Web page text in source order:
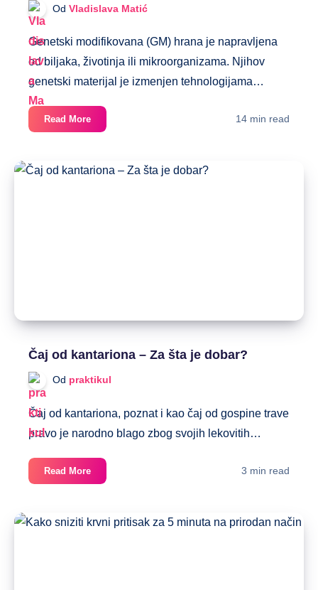
Od Vladislava Matić
Genetski modifikovana (GM) hrana je napravljena
od biljaka, životinja ili mikroorganizama. Njihov
genetski materijal je izmenjen tehnologijama…
Read MoreGenetski
modifikovana
–
14 min read
Čaj od kantariona – Za šta je dobar?
Od praktikul
Čaj od kantariona, poznat i kao čaj od gospine trave
pravo je narodno blago zbog svojih lekovitih…
Read MoreČaj
od
–
3 min read